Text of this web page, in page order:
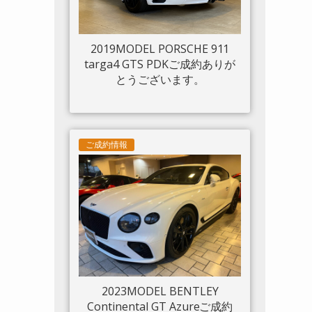
2019MODEL PORSCHE 911
targa4 GTS PDKご成約ありが
とうございます。
ご成約情報
2023MODEL BENTLEY
Continental GT Azureご成約